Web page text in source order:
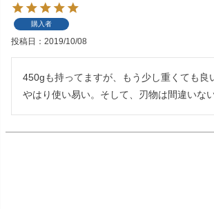
購入者
投稿日 2019/10/08
450gも持ってますが、もう少し重くても良
やはり使い易い。そして、刃物は間違いな